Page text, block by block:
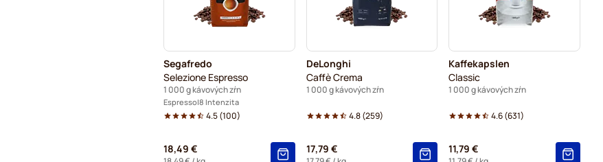
Segafredo
Selezione Espresso
1 000 g kávových zŕn
Espresso 8 Intenzita
4.5(100)
18,49 €
DeLonghi
Caffè Crema
1 000 g kávových zŕn
4.8(259)
17,79 €
Kaffekapslen
Classic
1 000 g kávových zŕn
4.6(631)
11,79 €